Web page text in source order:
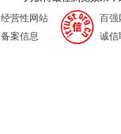
经营性网站
备案信息
百强
诚信